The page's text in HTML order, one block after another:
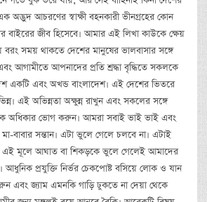
অদ্ভুদ আচরণের স্বাক্ষী বহনকারী ভীনগ্রহের কোন
বাইরের জীব হিসেবে। আমার এই লিখা কাউকে ক্ষেয়
বরং সময় থাকতে দেশের মানুষের ভালবাসার সঙ্গে
আগামীতে আপনাদের প্রতি শ্রদ্ধা বৃদ্ধিতে সকলকে
একটি এবং অখন্ড বাংলাদেশ। এই দেশের ভিতরে
এই অভিন্নতা অক্ষুন্ন রাখুন এবং সকলের সঙ্গে
অধিকার ভোগ করুন। আমরা সবাই ভাই ভাই এবং
বাবার সন্তান। এটা ভুলে গেলে চলবে না। এটাই
মূলে আঘাত বা শিকড়কে ভুলে গেলেই আমাদের
আধুনিক প্রযুক্তি নির্ভর চেকপোষ্ট বসিয়ে লোক ও যান
এবং জ্যাম এমনকি গাড়ি ঢুকতে না দেয়া থেকে